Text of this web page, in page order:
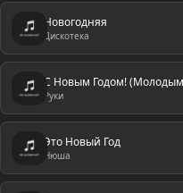
Новогодняя
Дискотека
С Новым Годом!
Руки
Это Новый Год
Нюша